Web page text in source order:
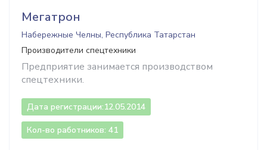
Мегатрон
Набережные Челны, Республика Татарстан
Производители спецтехники
Предприятие занимается производством
спецтехники.
Дата регистрации:12.05.2014
Кол-во работников: 41